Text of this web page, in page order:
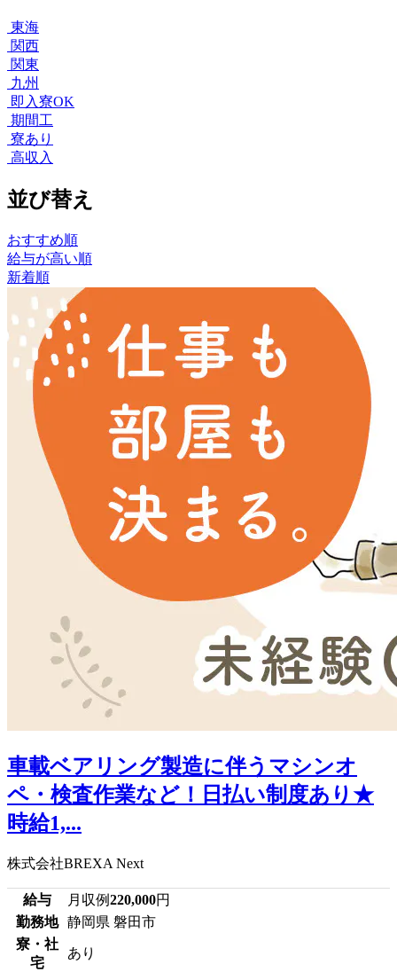
東海
関西
関東
九州
即入寮OK
期間工
寮あり
高収入
並び替え
おすすめ順
給与が高い順
新着順
車載ベアリング製造に伴うマシンオ
ペ・検査作業など！日払い制度あり★
時給1,...
株式会社BREXA Next
給与 月収例220,000円
勤務地
静岡県 磐田市
寮・社
宅
あり